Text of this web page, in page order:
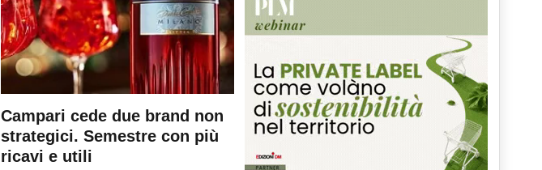
Campari cede due brand non
strategici. Semestre con più
ricavi e utili